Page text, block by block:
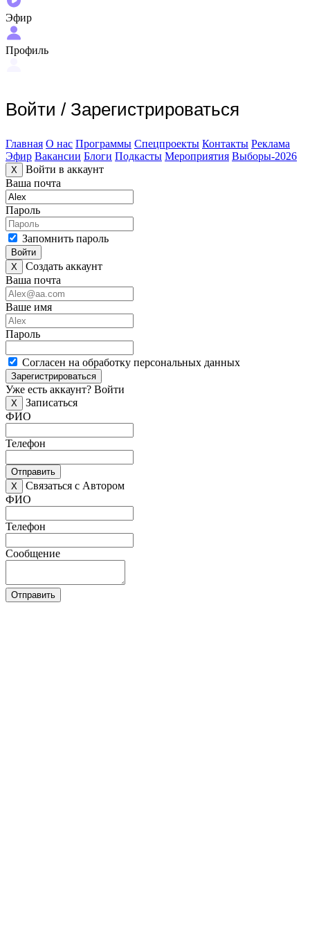
Эфир
Профиль
Войти / Зарегистрироваться
Главная О нас Программы Спецпроекты Контакты Реклама
Эфир Вакансии Блоги Подкасты Мероприятия Выборы-2026
X
Войти в аккаунт
Ваша почта
Пароль
Запомнить пароль
Войти
X
Создать аккаунт
Ваша почта
Ваше имя
Пароль
Согласен на обработку персональных данных
Зарегистрироваться
Уже есть аккаунт? Войти
X
Записаться
ФИО
Телефон
Отправить
X
Связаться с Автором
ФИО
Телефон
Сообщение
Отправить